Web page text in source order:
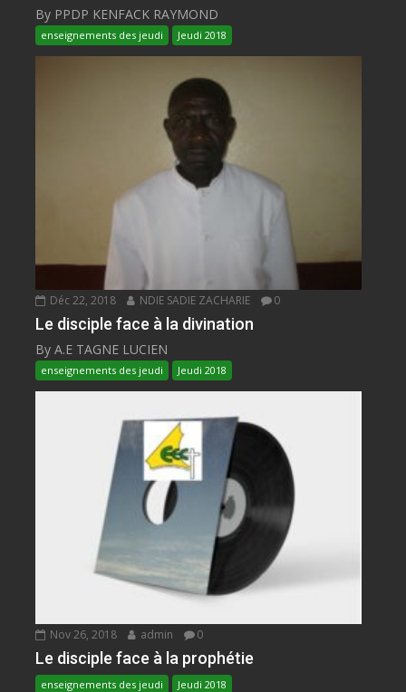
By PPDP KENFACK RAYMOND
enseignements des jeudi Jeudi 2018
Déc 22, 2018 NDIE SADIE ZACHARIE 0
Le disciple face à la divination
By A.E TAGNE LUCIEN
enseignements des jeudi Jeudi 2018
Nov 26, 2018 admin 0
Le disciple face à la prophétie
enseignements des jeudi Jeudi 2018